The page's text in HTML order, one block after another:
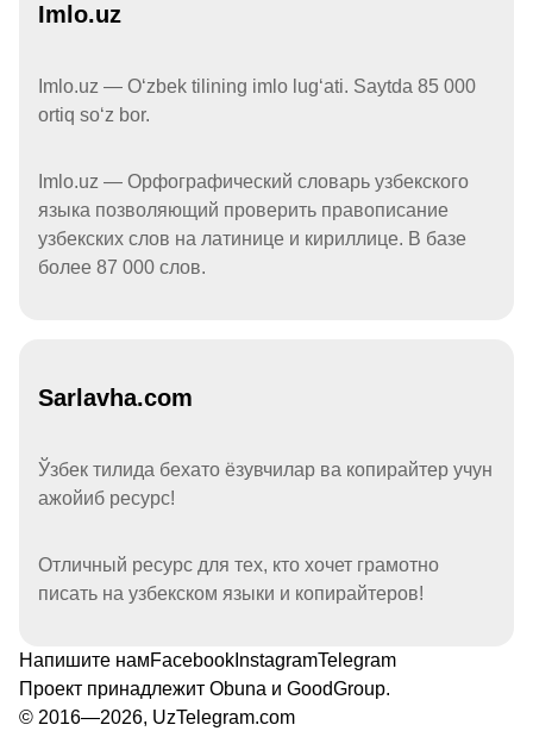
Imlo.uz
Imlo.uz — Oʻzbek tilining imlo lugʻati. Saytda 85 000
ortiq soʻz bor.
Imlo.uz — Орфографический словарь узбекского
языка позволяющий проверить правописание
узбекских слов на латинице и кириллице. В базе
более 87 000 слов.
Sarlavha.com
Ўзбек тилида бехато ёзувчилар ва копирайтер учун
ажойиб ресурс!
Отличный ресурс для тех, кто хочет грамотно
писать на узбекском языки и копирайтеров!
Напишите намFacebook InstagramTelegram
Проект принадлежит Obuna и GoodGroup.
© 2016—2026, UzTelegram.com